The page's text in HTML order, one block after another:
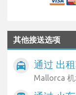
其他接送选项
local_taxi 通过 出
Mallorca